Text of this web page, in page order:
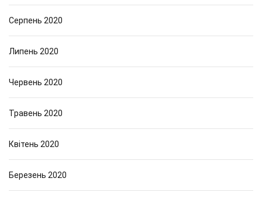
Серпень 2020
Липень 2020
Червень 2020
Травень 2020
Квітень 2020
Березень 2020